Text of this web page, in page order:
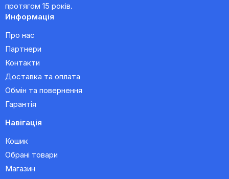
протягом 15 років.
Информація
Про нас
Партнери
Контакти
Доставка та оплата
Обмін та повернення
Гарантія
Навігація
Кошик
Обрані товари
Магазин